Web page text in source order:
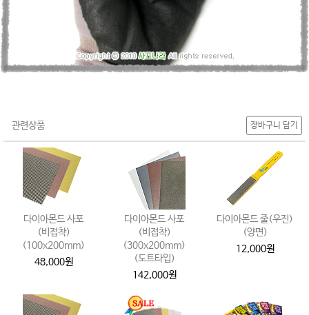
관련상품 장바구니 담기
다이아몬드 사포
(비접착)
(100x200mm)
48,000원
다이아몬드 사포
(비접착)
(300x200mm)
(도트타입)
142,000원
다이아몬드 줄(우진)
(양면)
12,000원